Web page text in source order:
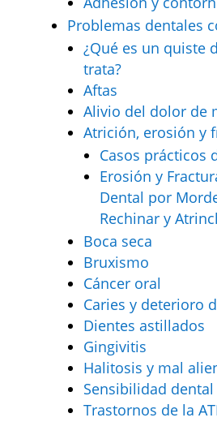
Problemas dentales
¿Qué es un quiste
trata?
Aftas
Alivio del dolor de
Atrición, erosión y
Casos prácticos
Erosión y
Dental por
Rechinar y
Boca seca
Bruxismo
Cáncer oral
Caries y deterioro
Dientes astillados
Gingivitis
Halitosis y mal
Sensibilidad dental
Trastornos de la